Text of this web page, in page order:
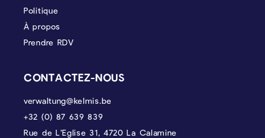
Politique
À propos
Prendre RDV
CONTACTEZ-NOUS
verwaltung@kelmis.be
+32 (0) 87 639 839
Rue de L’Eglise 31, 4720 La Calamine